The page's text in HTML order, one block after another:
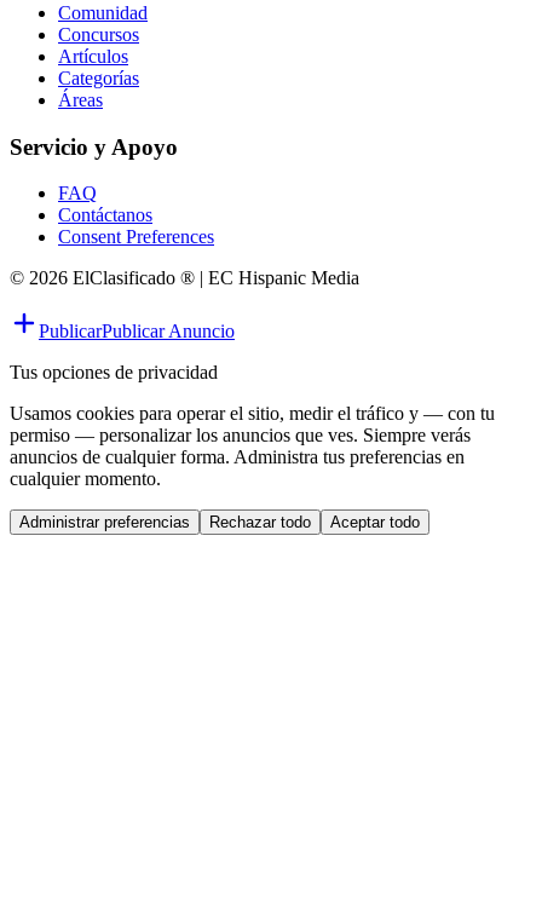
Comunidad
Concursos
Artículos
Categorías
Áreas
Servicio y Apoyo
FAQ
Contáctanos
Consent Preferences
© 2026 ElClasificado ® | EC Hispanic Media
PublicarPublicar Anuncio
Tus opciones de privacidad
Usamos cookies para operar el sitio, medir el tráfico y — con tu
permiso — personalizar los anuncios que ves. Siempre verás
anuncios de cualquier forma. Administra tus preferencias en
cualquier momento.
Administrar preferencias Rechazar todo Aceptar todo